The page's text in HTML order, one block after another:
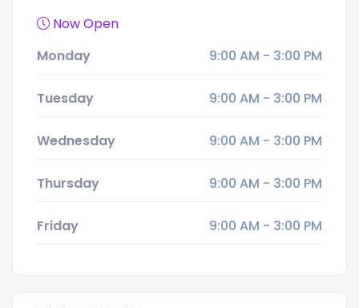
Now Open
Monday
9:00 AM - 3:00 PM
Tuesday 9:00 AM - 3:00 PM
Wednesday 9:00 AM - 3:00 PM
Thursday 9:00 AM - 3:00 PM
Friday 9:00 AM - 3:00 PM